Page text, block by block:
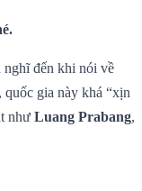
nghĩ đến khi nói về
, quốc gia này khá “xịn
như Luang Prabang,